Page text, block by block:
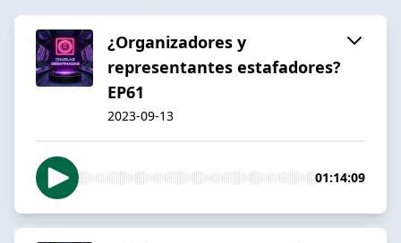
¿Organizadores y
representantes estafadores?
EP61
2023-09-13
01:14:09